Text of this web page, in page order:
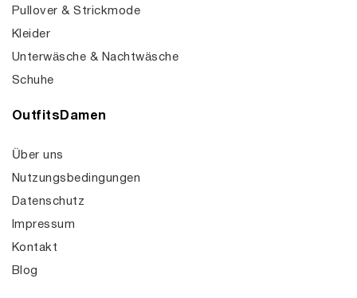
Pullover & Strickmode
Kleider
Unterwäsche & Nachtwäsche
Schuhe
OutfitsDamen
Über uns
Nutzungsbedingungen
Datenschutz
Impressum
Kontakt
Blog